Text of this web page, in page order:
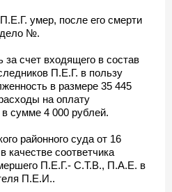
умер, после его смерти
дело №.
за счет входящего в состав
П.Е.Г. в пользу
в размере 35 445
на оплату
сумме 4 000 рублей.
районного суда от 16
качестве соответчика
П.Е.Г.- С.Т.В., П.А.Е. в
П.Е.И..